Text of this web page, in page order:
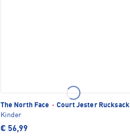
The North Face · Court Jester Rucksack
Kinder
€ 56,99